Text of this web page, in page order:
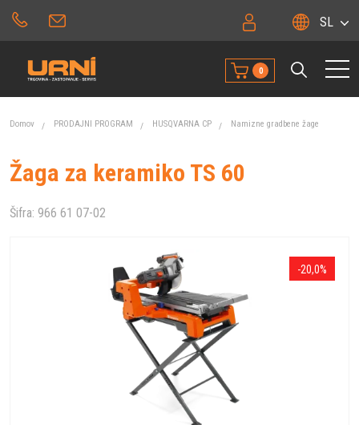
SL
0
Domov PRODAJNI PROGRAM HUSQVARNA CP Namizne gradbene žage
Žaga za keramiko TS 60
Šifra: 966 61 07-02
-20,0%